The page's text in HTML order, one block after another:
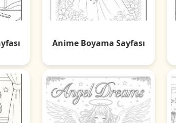
Anime Boyama Sayfası